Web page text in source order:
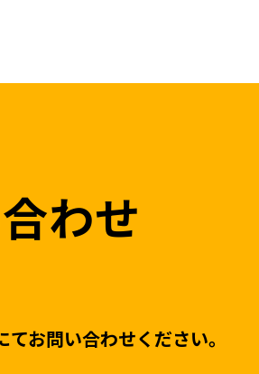
わせ
お問い合わせください。